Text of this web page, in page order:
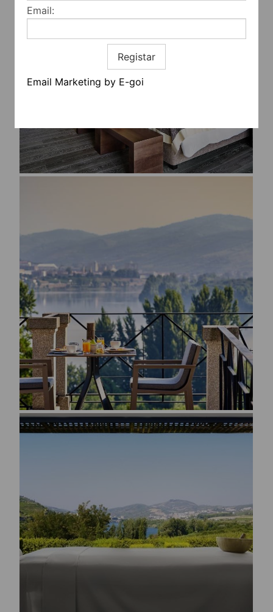
Email:
Registar
Email Marketing by E-goi